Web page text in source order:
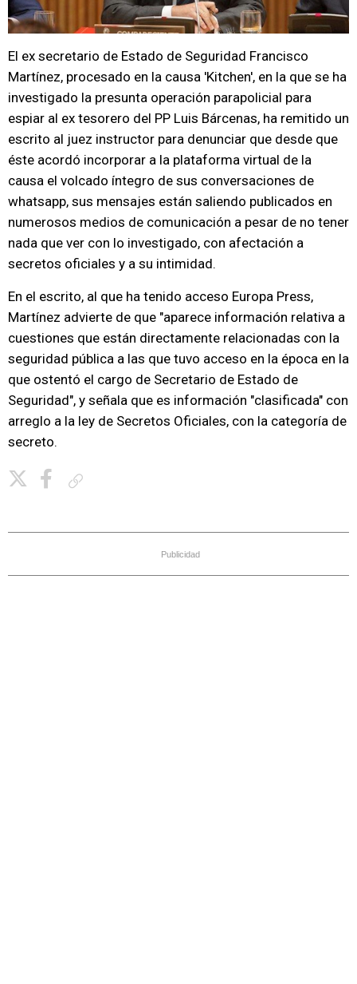
El ex secretario de Estado de Seguridad Francisco
Martínez, procesado en la causa 'Kitchen', en la que se ha
investigado la presunta operación parapolicial para
espiar al ex tesorero del PP Luis Bárcenas, ha remitido un
escrito al juez instructor para denunciar que desde que
éste acordó incorporar a la plataforma virtual de la
causa el volcado íntegro de sus conversaciones de
whatsapp, sus mensajes están saliendo publicados en
numerosos medios de comunicación a pesar de no tener
nada que ver con lo investigado, con afectación a
secretos oficiales y a su intimidad.
En el escrito, al que ha tenido acceso Europa Press,
Martínez advierte de que "aparece información relativa a
cuestiones que están directamente relacionadas con la
seguridad pública a las que tuvo acceso en la época en la
que ostentó el cargo de Secretario de Estado de
Seguridad", y señala que es información "clasificada" con
arreglo a la ley de Secretos Oficiales, con la categoría de
secreto.
Publicidad